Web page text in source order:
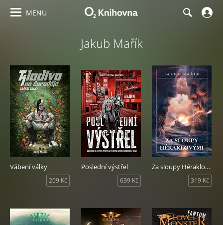
MENU
Jakub Mařík
Vábení války
209 Kč
Poslední výstřel
639 Kč
Za sloupy Héraklovými
319 Kč